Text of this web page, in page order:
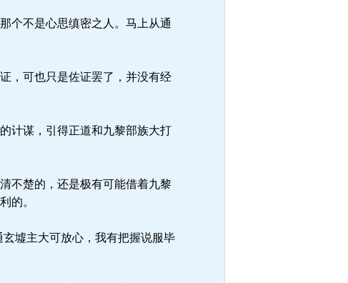
个不是心思缜密之人。马上从通
，可也只是佐证罢了，并没有经
计谋，引得正道和九黎部族大打
不楚的，还是极有可能借着九黎
的。
墟主大可放心，我有把握说服毕